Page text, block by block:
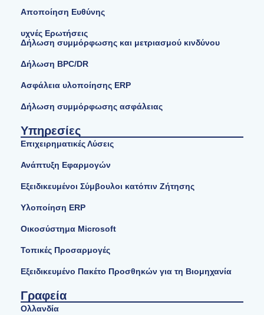
Αποποίηση Ευθύνης
υχνές Ερωτήσεις
Δήλωση συμμόρφωσης και μετριασμού κινδύνου
Δήλωση BPC/DR
Ασφάλεια υλοποίησης ERP
Δήλωση συμμόρφωσης ασφάλειας
Υπηρεσίες
Επιχειρηματικές Λύσεις
Ανάπτυξη Εφαρμογών
Εξειδικευμένοι Σύμβουλοι κατόπιν Ζήτησης
Υλοποίηση ERP
Οικοσύστημα Microsoft
Τοπικές Προσαρμογές
Εξειδικευμένο Πακέτο Προσθηκών για τη Βιομηχανία
Γραφεία
Ολλανδία